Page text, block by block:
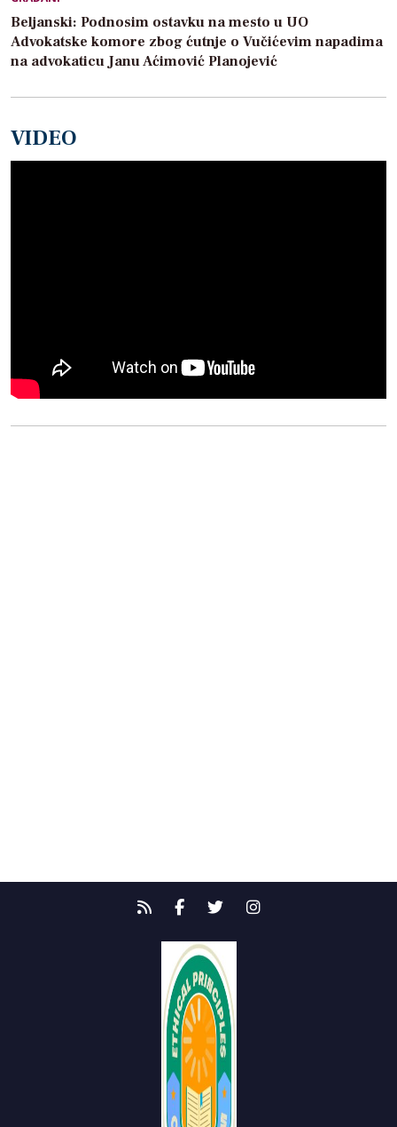
Beljanski: Podnosim ostavku na mesto u UO
Advokatske komore zbog ćutnje o Vučićevim napadima
na advokaticu Janu Aćimović Planojević
VIDEO